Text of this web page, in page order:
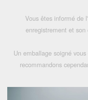
Vous êtes informé de
enregistrement et son
Un emballage soigné
recommandons